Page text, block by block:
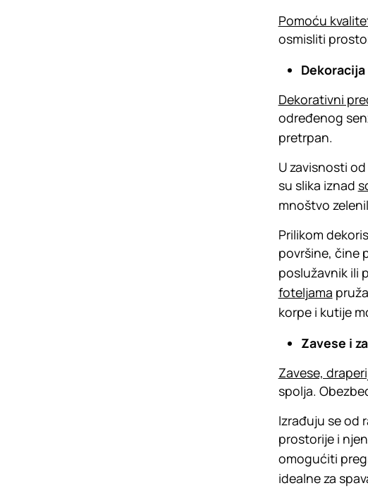
Pomoću
osmisliti
Dekoracija
Dekorativni
određenog
pretrpan.
U zavisnosti
su slika iznad
mnoštvo
Prilikom
površine, čine
poslužavnik ili
foteljama
korpe i kutije
Zavese i
Zavese,
spolja.
Izrađuju se od
prostorije i
omogućiti
idealne za